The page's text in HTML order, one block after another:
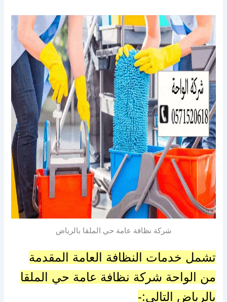
شركة نظافة عامة حي الملقا بالرياض
تشمل خدمات النظافة العامة المقدمة
من الواحة شركة نظافة عامة حي الملقا
بالرياض التالي:-